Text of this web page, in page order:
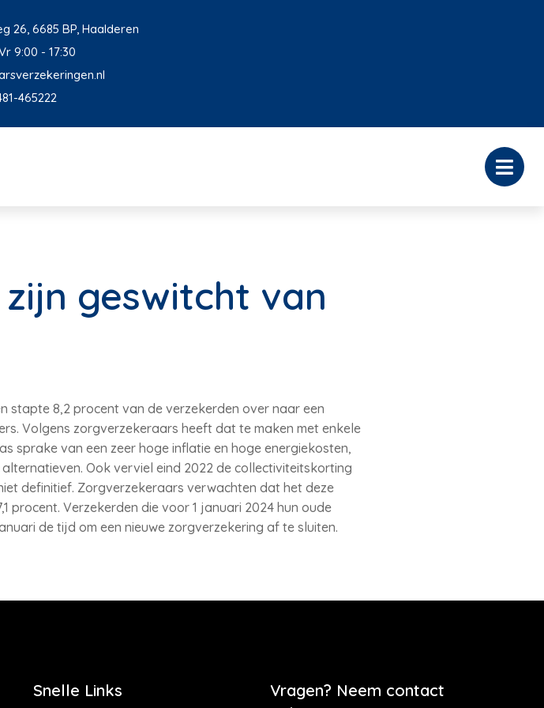
26, 6685 BP, Haalderen
9:00 - 17:30
465222
geswitcht van
stapte 8,2 procent van de verzekerden over naar een
Volgens zorgverzekeraars heeft dat te maken met enkele
sprake van een zeer hoge inflatie en hoge energiekosten,
Ook verviel eind 2022 de collectiviteitskorting
definitief. Zorgverzekeraars verwachten dat het deze
procent. Verzekerden die voor 1 januari 2024 hun oude
de tijd om een nieuwe zorgverzekering af te sluiten.
Snelle Links
Vragen? Neem contact